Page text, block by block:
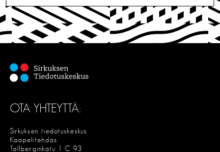
I
T
S
E
OTA YHTEYTTÄ:
Sirkuksen tiedotuskeskus
Kaapelitehdas
Tallberginkatu 1 C 93